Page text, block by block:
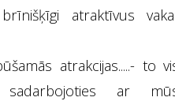
atraktīvus
atrakcijas.....- to
sadarbojoties ar